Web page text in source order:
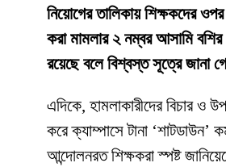
নিয়োগের তালিকায় শিক্ষকদের ওপর
করা মামলার ২ নম্বর আসামি বশির
রয়েছে বলে বিশ্বস্ত সূত্রে জানা
​এদিকে, হামলাকারীদের বিচার ও
করে ক্যাম্পাসে টানা ‘শাটডাউন’
আন্দোলনরত শিক্ষকরা স্পষ্ট